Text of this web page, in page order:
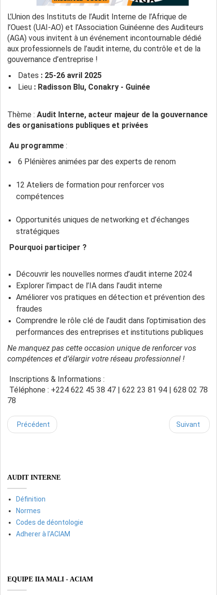
L’Union des Instituts de l’Audit Interne de l’Afrique de
l’Ouest (UAI-AO) et l’Association Guinéenne des Auditeurs
(AGA) vous invitent à un événement incontournable dédié
aux professionnels de l’audit interne, du contrôle et de la
gouvernance d’entreprise !
Dates : 25-26 avril 2025
Lieu : Radisson Blu, Conakry - Guinée
Thème : Audit Interne, acteur majeur de la gouvernance
des organisations publiques et privées
Au programme :
6 Plénières animées par des experts de renom
12 Ateliers de formation pour renforcer vos
compétences
Opportunités uniques de networking et d’échanges
stratégiques
Pourquoi participer ?
Découvrir les nouvelles normes d’audit interne 2024
Explorer l’impact de l’IA dans l’audit interne
Améliorer vos pratiques en détection et prévention des
fraudes
Comprendre le rôle clé de l’audit dans l’optimisation des
performances des entreprises et institutions publiques
Ne manquez pas cette occasion unique de renforcer vos
compétences et d’élargir votre réseau professionnel !
Inscriptions & Informations :
Téléphone : +224 622 45 38 47 | 622 23 81 94 | 628 02 78
78
Précédent Suivant
AUDIT INTERNE
Définition
Normes
Codes de déontologie
Adherer à l'ACIAM
EQUIPE IIA MALI - ACIAM